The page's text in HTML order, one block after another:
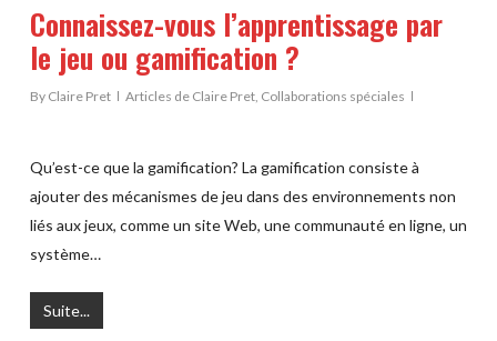
Connaissez-vous l’apprentissage par
le jeu ou gamification ?
By Claire Pret Articles de Claire Pret, Collaborations spéciales
Qu’est-ce que la gamification? La gamification consiste à
ajouter des mécanismes de jeu dans des environnements non
liés aux jeux, comme un site Web, une communauté en ligne, un
système…
Suite...